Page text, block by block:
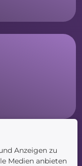
Anzeigen zu
Medien anbieten